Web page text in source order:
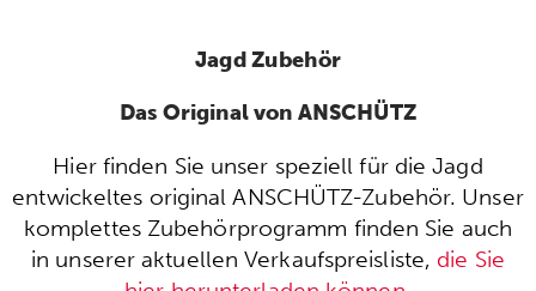
Jagd Zubehör
Das Original von ANSCHÜTZ
Hier finden Sie unser speziell für die Jagd
entwickeltes original ANSCHÜTZ-Zubehör. Unser
komplettes Zubehörprogramm finden Sie auch
in unserer aktuellen Verkaufspreisliste, die Sie